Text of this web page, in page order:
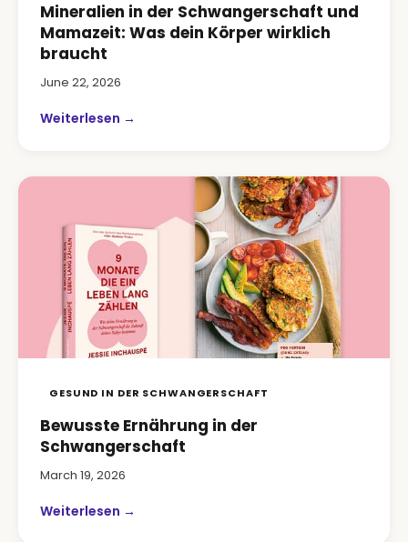
Mineralien in der Schwangerschaft und
Mamazeit: Was dein Körper wirklich
braucht
June 22, 2026
Weiterlesen →
GESUND IN DER SCHWANGERSCHAFT
Bewusste Ernährung in der
Schwangerschaft
March 19, 2026
Weiterlesen →